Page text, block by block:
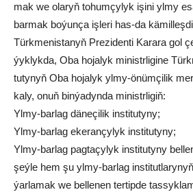
mak we ola­ryň to­hum­çy­lyk işi­ni yl­my
bar­mak bo­ýun­ça iş­le­ri has-da
Türk­me­nis­ta­nyň Pre­zi­den­ti Ka­ra­ra gol
ýyk­lyk­da, Oba ho­ja­lyk mi­nistr­li­gi­ne
tu­ty­nyň Oba ho­ja­lyk yl­my-önüm­çi­lik
ka­ly, onuň bin­ýa­dyn­da mi­nistr­li­giň:
Yl­my-bar­lag dä­ne­çi­lik ins­ti­tu­ty­ny;
Yl­my-bar­lag eke­ran­çy­lyk ins­ti­tu­ty­ny;
Yl­my-bar­lag pag­ta­çy­lyk ins­ti­tu­ty­ny
şeý­le hem şu yl­my-bar­lag
ýar­la­mak we bel­le­nen ter­tip­de